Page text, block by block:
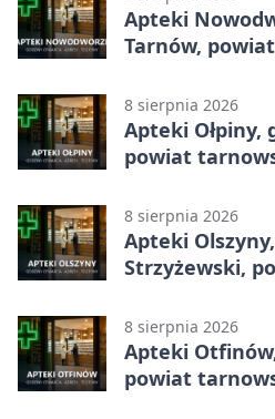
Apteki
Tarnów,
8 sierpnia 2026
Apteki Ołpiny,
powiat
8 sierpnia 2026
Apteki
Strzyżewski,
8 sierpnia 2026
Apteki
powiat